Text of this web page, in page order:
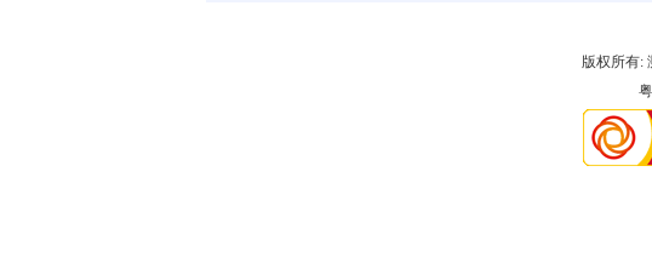
版权所有: